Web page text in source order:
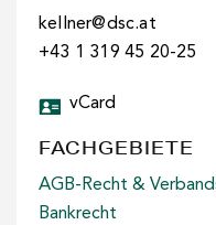
kellner@dsc.at
+43 1 319 45 20-25
vCard
FACHGEBIETE
AGB-Recht &
Bankrecht